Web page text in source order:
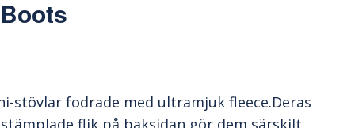
stövlar fodrade med ultramjuk fleece.Deras
flik på baksidan gör dem särskilt